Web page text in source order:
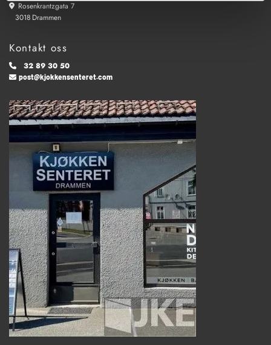
 Rosenkrantzgata 7
3018 Drammen
Kontakt oss
 32 89 30 50
 post@kjokkensenteret.com